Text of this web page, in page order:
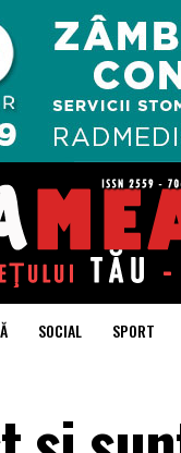
SOCIAL SPORT